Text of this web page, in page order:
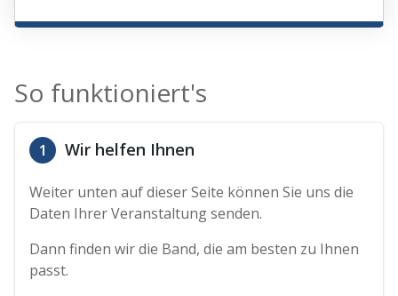
So funktioniert's
1 Wir helfen Ihnen
Weiter unten auf dieser Seite können Sie uns die
Daten Ihrer Veranstaltung senden.
Dann finden wir die Band, die am besten zu Ihnen
passt.